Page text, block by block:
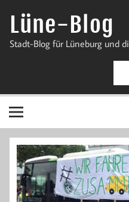
InhaltLüne-Blog
Stadt-Blog für Lüneburg und